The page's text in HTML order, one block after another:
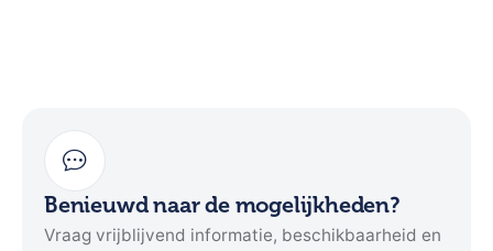
Benieuwd naar de mogelijkheden?
Vraag vrijblijvend informatie, beschikbaarheid en